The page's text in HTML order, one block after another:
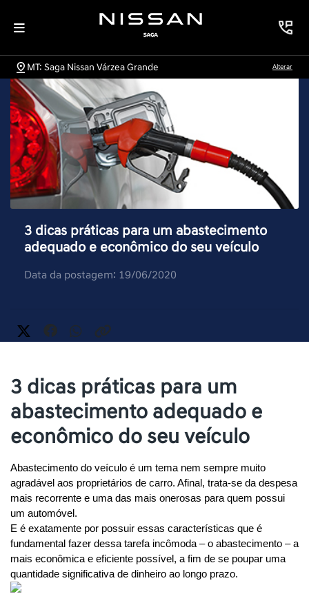
MT: Saga Nissan Várzea Grande Alterar
3 dicas práticas para um abastecimento
adequado e econômico do seu veículo
Data da postagem: 19/06/2020
3 dicas práticas para um
abastecimento adequado e
econômico do seu veículo
Abastecimento do veículo é um tema nem sempre muito
agradável aos proprietários de carro. Afinal, trata-se da despesa
mais recorrente e uma das mais onerosas para quem possui
um automóvel.
E é exatamente por possuir essas características que é
fundamental fazer dessa tarefa incômoda – o abastecimento – a
mais econômica e eficiente possível, a fim de se poupar uma
quantidade significativa de dinheiro ao longo prazo.